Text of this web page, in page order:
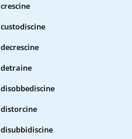
crescine
custodiscine
decrescine
detraine
disobbediscine
distorcine
disubbidiscine